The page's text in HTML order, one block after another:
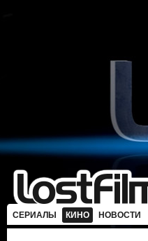
СЕРИАЛЫ КИНО НОВОСТИ